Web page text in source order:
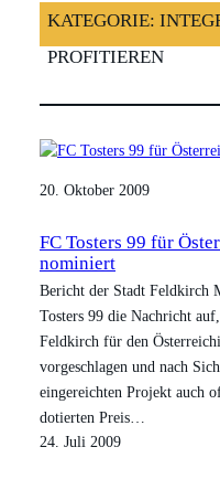
KATEGORIE:
PROFITIEREN
20. Oktober 2009
FC Tosters 99 für
nominiert
Bericht der Stadt Feldkirch
Tosters 99 die Nachricht
Feldkirch für den
vorgeschlagen und nach
eingereichten Projekt auch
dotierten Preis…
24. Juli 2009